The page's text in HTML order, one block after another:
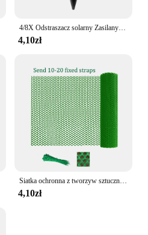
4/8X Odstraszacz solarny Zasilany ultradźwiękowy Sonic Mouse Mole Pest Odstraszacz gryzoni Fala wibracyjna Podwórko Ogród na zewnątrz Trawnik Farm Field
4,10zł
Siatka ochronna z tworzyw sztucznych, ogród hodowli drobiu, domowy balkon, siatka ochronna z tworzyw sztucznych, siatka chroniące przed upadkiem
4,10zł